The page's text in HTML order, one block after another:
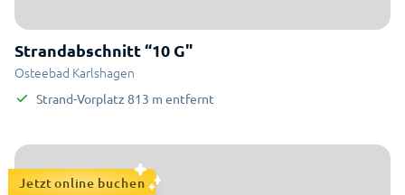
Strandabschnitt “10 G"
Osteebad Karlshagen
Strand-Vorplatz 813 m entfernt
Jetzt online buchen